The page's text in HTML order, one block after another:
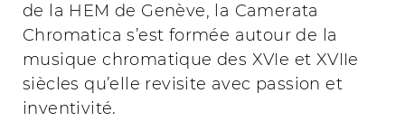
de la HEM de Genève, la Camerata
Chromatica s’est formée autour de la
musique chromatique des XVIe et XVIIe
siècles qu’elle revisite avec passion et
inventivité.